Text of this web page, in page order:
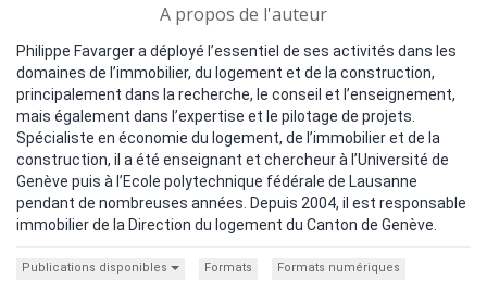
A propos de l'auteur
Philippe Favarger a déployé l’essentiel de ses activités dans les
domaines de l’immobilier, du logement et de la construction,
principalement dans la recherche, le conseil et l’enseignement,
mais également dans l’expertise et le pilotage de projets.
Spécialiste en économie du logement, de l’immobilier et de la
construction, il a été enseignant et chercheur à l’Université de
Genève puis à l’Ecole polytechnique fédérale de Lausanne
pendant de nombreuses années. Depuis 2004, il est responsable
immobilier de la Direction du logement du Canton de Genève.
Publications disponibles Formats Formats numériques